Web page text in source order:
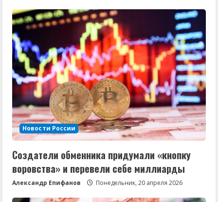
Новости России
Создатели обменника придумали «кнопку
воровства» и перевели себе миллиарды
Александр Епифанов Понедельник, 20 апреля 2026